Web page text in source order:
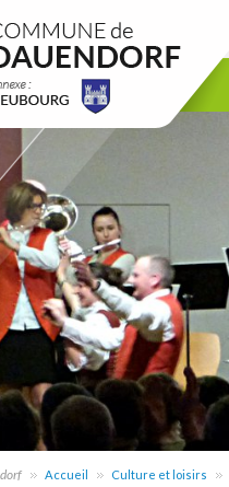
Accueil Culture et loisirs